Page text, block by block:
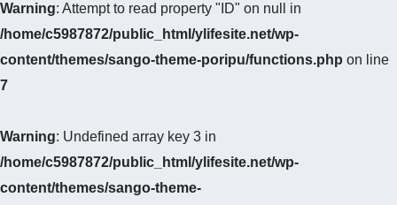
Warning: Attempt to read property "ID" on null in
/home/c5987872/public_html/ylifesite.net/wp-
content/themes/sango-theme-poripu/functions.php on line
7
Warning: Undefined array key 3 in
/home/c5987872/public_html/ylifesite.net/wp-
content/themes/sango-theme-